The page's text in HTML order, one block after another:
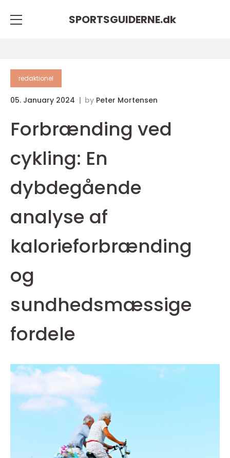
SPORTSGUIDERNE.dk
redaktionel
05. January 2024 by Peter Mortensen
Forbrænding ved
cykling: En
dybdegående
analyse af
kalorieforbrænding
og
sundhedsmæssige
fordele